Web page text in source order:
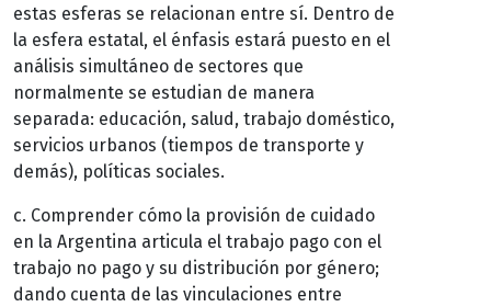
estas esferas se relacionan entre sí. Dentro de
la esfera estatal, el énfasis estará puesto en el
análisis simultáneo de sectores que
normalmente se estudian de manera
separada: educación, salud, trabajo doméstico,
servicios urbanos (tiempos de transporte y
demás), políticas sociales.
c. Comprender cómo la provisión de cuidado
en la Argentina articula el trabajo pago con el
trabajo no pago y su distribución por género;
dando cuenta de las vinculaciones entre